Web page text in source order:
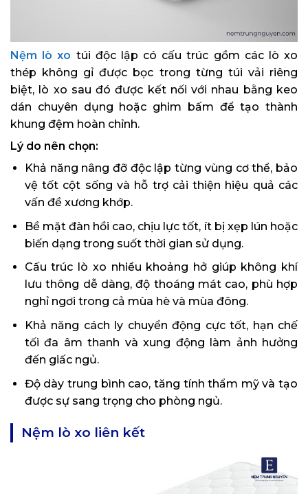
Nệm lò xo túi độc lập có cấu trúc gồm các lò xo
thép không gỉ được bọc trong từng túi vải riêng
biệt, lò xo sau đó được kết nối với nhau bằng keo
dán chuyên dụng hoặc ghim bấm để tạo thành
khung đệm hoàn chỉnh.
Lý do nên chọn:
Khả năng nâng đỡ độc lập từng vùng cơ thể, bảo
vệ tốt cột sống và hỗ trợ cải thiện hiệu quả các
vấn đề xương khớp.
Bề mặt đàn hồi cao, chịu lực tốt, ít bị xẹp lún hoặc
biến dạng trong suốt thời gian sử dụng.
Cấu trúc lò xo nhiều khoảng hở giúp không khí
lưu thông dễ dàng, độ thoáng mát cao, phù hợp
nghỉ ngơi trong cả mùa hè và mùa đông.
Khả năng cách ly chuyển động cực tốt, hạn chế
tối đa âm thanh và xung động làm ảnh hưởng
đến giấc ngủ.
Độ dày trung bình cao, tăng tính thẩm mỹ và tạo
được sự sang trọng cho phòng ngủ.
Nệm lò xo liên kết